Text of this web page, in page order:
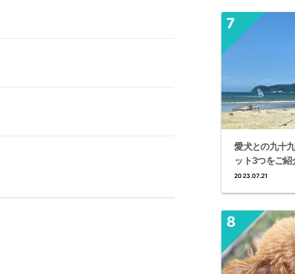
愛犬との九十
ット3つをご紹
2023.07.21